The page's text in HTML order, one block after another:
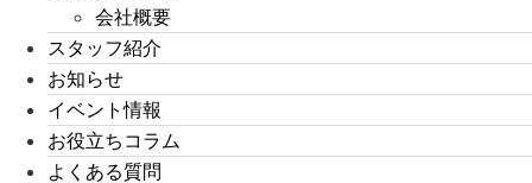
会社概要
スタッフ紹介
お知らせ
イベント情報
お役立ちコラム
よくある質問